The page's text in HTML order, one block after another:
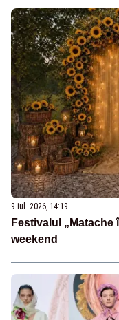
9 iul. 2026, 14:19
Festivalul
weekend